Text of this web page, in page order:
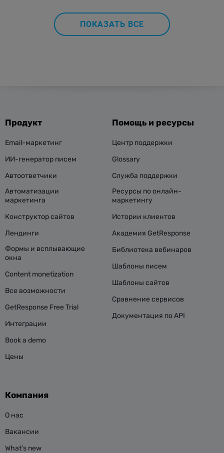
ПОКАЗАТЬ ВСЕ
Продукт
Email-маркетинг
ИИ-генератор писем
Автоответчики
Автоматизации
маркетинга
Конструктор сайтов
Лендинги
Формы и всплывающие
окна
Content monetization
Все возможности
GetResponse Free Trial
Интеграции
Book a demo
Цены
Помощь и ресурсы
Центр поддержки
Glossary
Служба поддержки
Ресурсы по онлайн-
маркетингу
Истории клиентов
Академия GetResponse
Библиотека вебинаров
Шаблоны писем
Шаблоны сайтов
Сравнение сервисов
Документация по API
Компания
О нас
Вакансии
What’s new